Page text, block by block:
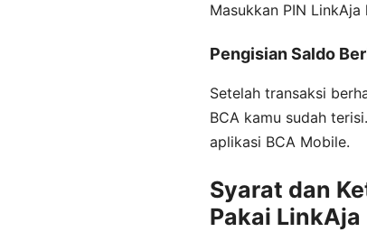
Masukkan PIN
Pengisian Saldo
Setelah transaksi
BCA kamu sudah
aplikasi BCA Mobile.
Syarat dan
Pakai LinkAja